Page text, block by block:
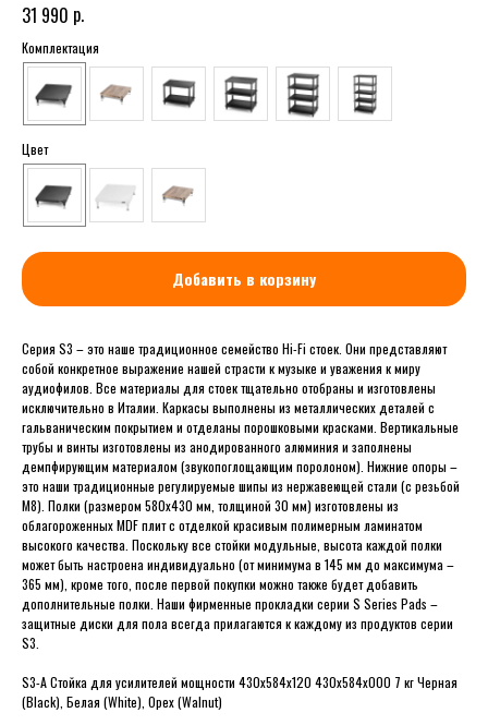
31 990 р.
Комплектация
Цвет
Добавить в корзину
Серия S3 – это наше традиционное семейство Hi-Fi стоек. Они представляют
собой конкретное выражение нашей страсти к музыке и уважения к миру
аудиофилов. Все материалы для стоек тщательно отобраны и изготовлены
исключительно в Италии. Каркасы выполнены из металлических деталей с
гальваническим покрытием и отделаны порошковыми красками. Вертикальные
трубы и винты изготовлены из анодированного алюминия и заполнены
демпфирующим материалом (звукопоглощающим поролоном). Нижние опоры –
это наши традиционные регулируемые шипы из нержавеющей стали (с резьбой
М8). Полки (размером 580x430 мм, толщиной 30 мм) изготовлены из
облагороженных MDF плит с отделкой красивым полимерным ламинатом
высокого качества. Поскольку все стойки модульные, высота каждой полки
может быть настроена индивидуально (от минимума в 145 мм до максимума –
365 мм), кроме того, после первой покупки можно также будет добавить
дополнительные полки. Наши фирменные прокладки серии S Series Pads –
защитные диски для пола всегда прилагаются к каждому из продуктов серии
S3.
S3-A Стойка для усилителей мощности 430x584x120 430x584x000 7 кг Черная
(Black), Белая (White), Орех (Walnut)